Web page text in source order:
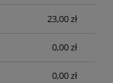
23,00 zł
0,00 zł
0,00 zł